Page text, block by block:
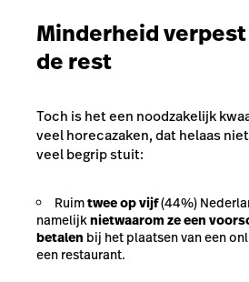
Minderheid
de rest
Toch is het een noodzakelijk
veel horecazaken, dat helaas
veel begrip stuit:
Ruimtwee op vijf(44%)
namelijknietwaarom ze een
betalen bij het plaatsen van een
een restaurant.